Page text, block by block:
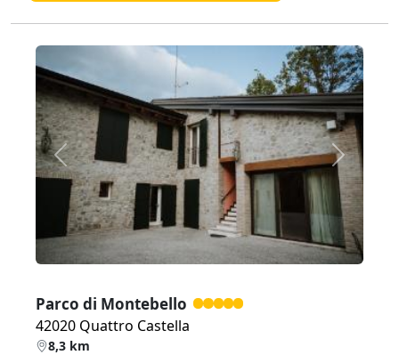
Zurück Weiter
Parco di Montebello
42020 Quattro Castella
8,3 km